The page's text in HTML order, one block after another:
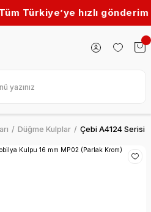
hızlı gönderim 🚚
Düğme Kulplar Çebi A4124 Serisi